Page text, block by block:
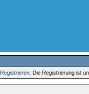
Registrieren . Die Registrierung ist